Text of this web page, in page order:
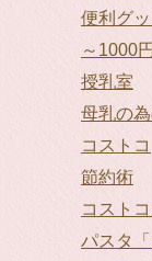
便利グ
～1000円
授乳室
母乳の
コストコ
節約術
コスト
パスタ「